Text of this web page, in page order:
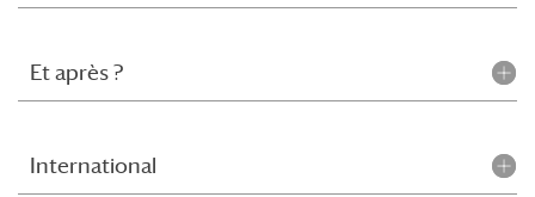
Et après ?
International